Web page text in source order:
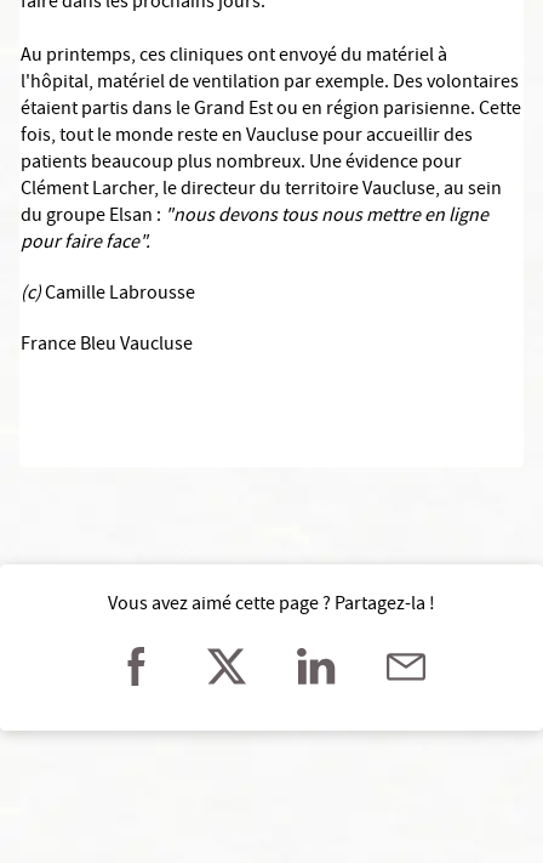
Au printemps, ces cliniques ont envoyé du matériel à
l'hôpital, matériel de ventilation par exemple. Des volontaires
étaient partis dans le Grand Est ou en région parisienne. Cette
fois, tout le monde reste en Vaucluse pour accueillir des
patients beaucoup plus nombreux. Une évidence pour
Clément Larcher, le directeur du territoire Vaucluse, au sein
du groupe Elsan : "nous devons tous nous mettre en ligne
pour faire face".
(c)Camille Labrousse
France Bleu Vaucluse
Vous avez aimé cette page ? Partagez-la !